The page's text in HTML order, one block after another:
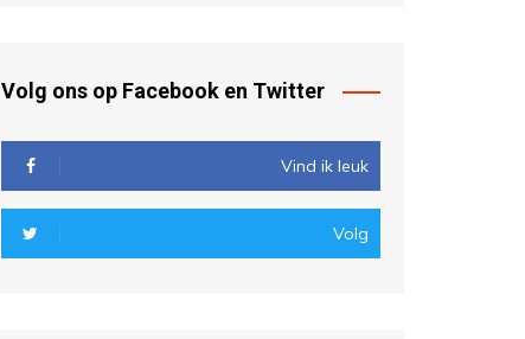
Volg ons op Facebook en Twitter
Vind ik leuk
Volg